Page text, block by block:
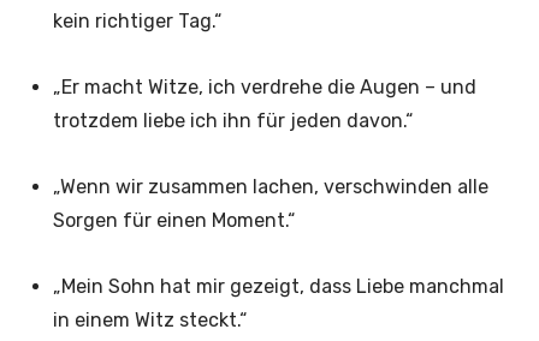
kein richtiger Tag.“
„Er macht Witze, ich verdrehe die Augen – und
trotzdem liebe ich ihn für jeden davon.“
„Wenn wir zusammen lachen, verschwinden alle
Sorgen für einen Moment.“
„Mein Sohn hat mir gezeigt, dass Liebe manchmal
in einem Witz steckt.“